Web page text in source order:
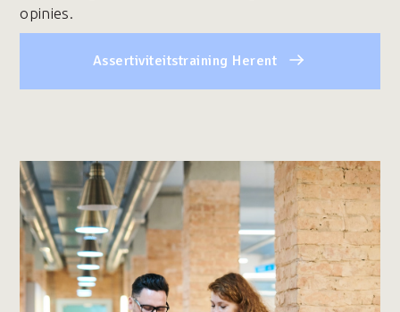
opinies.
Assertiviteitstraining Herent